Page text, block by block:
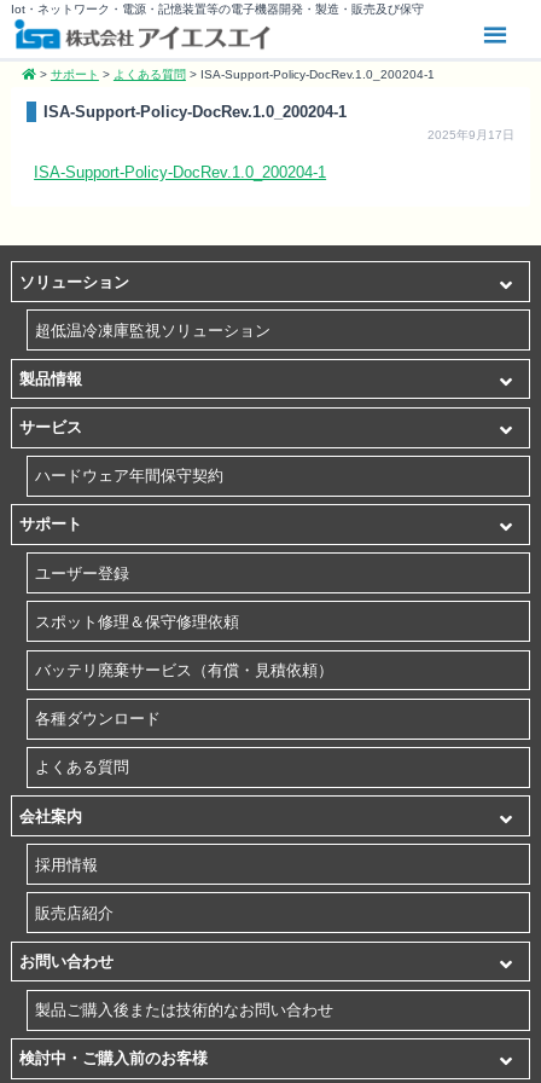
Iot・ネットワーク・電源・記憶装置等の電子機器開発・製造・販売及び保守
> サポート > よくある質問 > ISA-Support-Policy-DocRev.1.0_200204-1
ISA-Support-Policy-DocRev.1.0_200204-1
2025年9月17日
ISA-Support-Policy-DocRev.1.0_200204-1
ソリューション
超低温冷凍庫監視ソリューション
製品情報
サービス
ハードウェア年間保守契約
サポート
ユーザー登録
スポット修理＆保守修理依頼
バッテリ廃棄サービス（有償・見積依頼）
各種ダウンロード
よくある質問
会社案内
採用情報
販売店紹介
お問い合わせ
製品ご購入後または技術的なお問い合わせ
検討中・ご購入前のお客様